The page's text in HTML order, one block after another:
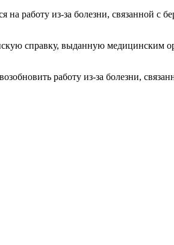
на работу из-за болезни,
справку, выданную
работу из-за болезни,